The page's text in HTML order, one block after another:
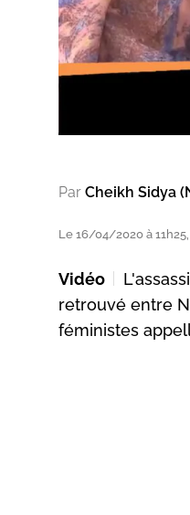
Par Cheikh Sidya
Le 16/04/2020 à
Vidéo
retrouvé entre
féministes